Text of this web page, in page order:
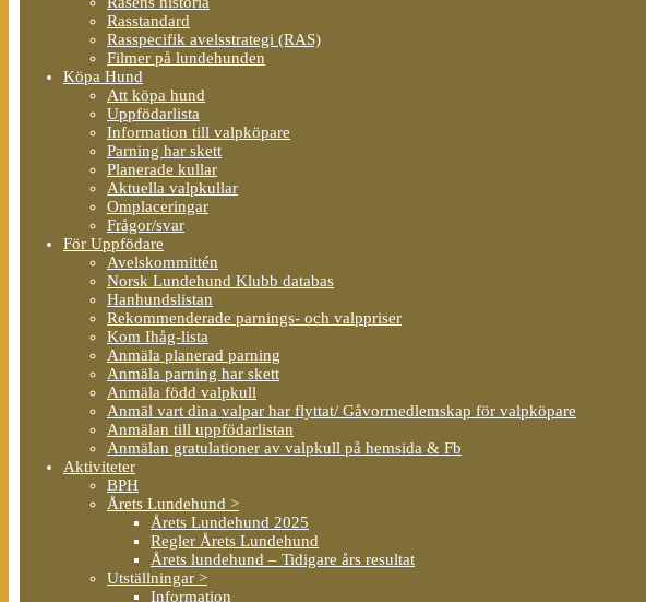
Rasstandard
Rasspecifik avelsstrategi (RAS)
Filmer på lundehunden
Köpa Hund
Att köpa hund
Uppfödarlista
Information till valpköpare
Parning har skett
Planerade kullar
Aktuella valpkullar
Omplaceringar
Frågor/svar
För Uppfödare
Avelskommittén
Norsk Lundehund Klubb databas
Hanhundslistan
Rekommenderade parnings- och valppriser
Kom Ihåg-lista
Anmäla planerad parning
Anmäla parning har skett
Anmäla född valpkull
Anmäl vart dina valpar har flyttat/ Gåvormedlemskap för valpköpare
Anmälan till uppfödarlistan
Anmälan gratulationer av valpkull på hemsida & Fb
Aktiviteter
BPH
Årets Lundehund >
Årets Lundehund 2025
Regler Årets Lundehund
Årets lundehund – Tidigare års resultat
Utställningar >
Information